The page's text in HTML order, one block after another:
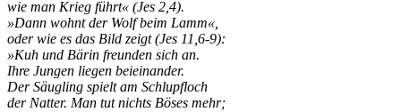
wie man Krieg führt« (Jes 2,4).
»Dann wohnt der Wolf beim Lamm«,
oder wie es das Bild zeigt (Jes 11,6-9):
»Kuh und Bärin freunden sich an.
Ihre Jungen liegen beieinander.
Der Säugling spielt am Schlupfloch
der Natter. Man tut nichts Böses mehr;